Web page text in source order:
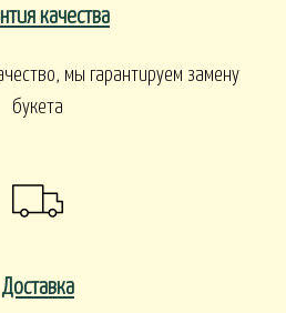
качества
мы гарантируем замену
букета
Доставка